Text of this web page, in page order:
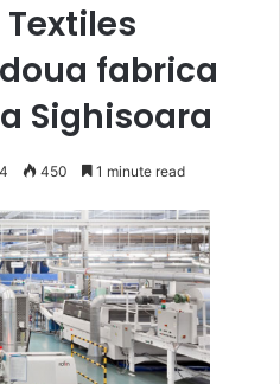
fabrica
Sighisoara
450 1 minute read